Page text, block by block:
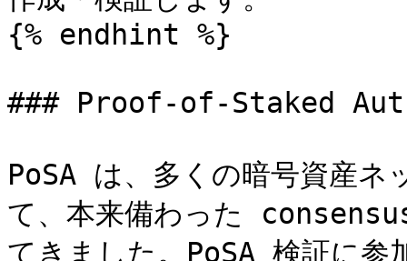
{% endhint %}
### Proof-of-Staked
PoSA は、多くの暗号資産
て、本来備わった
てきました。PoSA 検証に参